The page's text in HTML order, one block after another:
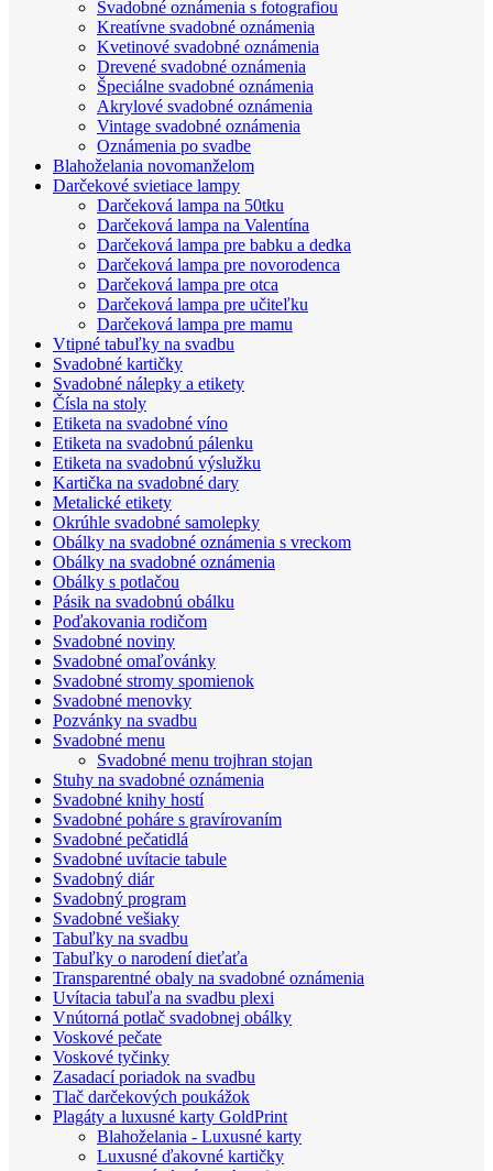
Svadobné oznámenia s fotografiou
Kreatívne svadobné oznámenia
Kvetinové svadobné oznámenia
Drevené svadobné oznámenia
Špeciálne svadobné oznámenia
Akrylové svadobné oznámenia
Vintage svadobné oznámenia
Oznámenia po svadbe
Blahoželania novomanželom
Darčekové svietiace lampy
Darčeková lampa na 50tku
Darčeková lampa na Valentína
Darčeková lampa pre babku a dedka
Darčeková lampa pre novorodenca
Darčeková lampa pre otca
Darčeková lampa pre učiteľku
Darčeková lampa pre mamu
Vtipné tabuľky na svadbu
Svadobné kartičky
Svadobné nálepky a etikety
Čísla na stoly
Etiketa na svadobné víno
Etiketa na svadobnú pálenku
Etiketa na svadobnú výslužku
Kartička na svadobné dary
Metalické etikety
Okrúhle svadobné samolepky
Obálky na svadobné oznámenia s vreckom
Obálky na svadobné oznámenia
Obálky s potlačou
Pásik na svadobnú obálku
Poďakovania rodičom
Svadobné noviny
Svadobné omaľovánky
Svadobné stromy spomienok
Svadobné menovky
Pozvánky na svadbu
Svadobné menu
Svadobné menu trojhran stojan
Stuhy na svadobné oznámenia
Svadobné knihy hostí
Svadobné poháre s gravírovaním
Svadobné pečatidlá
Svadobné uvítacie tabule
Svadobný diár
Svadobný program
Svadobné vešiaky
Tabuľky na svadbu
Tabuľky o narodení dieťaťa
Transparentné obaly na svadobné oznámenia
Uvítacia tabuľa na svadbu plexi
Vnútorná potlač svadobnej obálky
Voskové pečate
Voskové tyčinky
Zasadací poriadok na svadbu
Tlač darčekových poukážok
Plagáty a luxusné karty GoldPrint
Blahoželania - Luxusné karty
Luxusné ďakovné kartičky